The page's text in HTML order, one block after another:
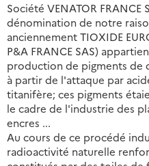
Société VENATOR FRANCE
dénomination de notre
anciennement TIOXIDE
P&A FRANCE SAS)
production de pigments de
à partir de l'attaque par
titanifère; ces pigments
le cadre de l'industrie des
encres ...
Au cours de ce procédé
radioactivité naturelle